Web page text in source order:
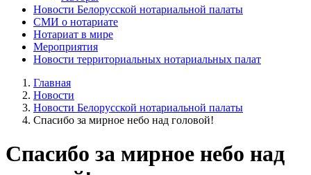
Новости Белорусской нотариальной палаты
СМИ о нотариате
Нотариат в мире
Мероприятия
Новости территориальных нотариальных палат
Главная
Новости
Новости Белорусской нотариальной палаты
Спасибо за мирное небо над головой!
Спасибо за мирное небо над